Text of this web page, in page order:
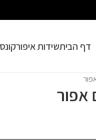
דף הביתשידות איפור
אפור